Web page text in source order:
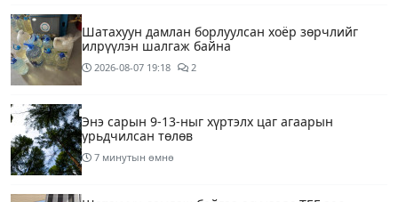
Шатахуун дамлан борлуулсан хоёр зөрчлийг
илрүүлэн шалгаж байна
2026-08-07 19:18 2
Энэ сарын 9-13-ныг хүртэлх цаг агаарын
урьдчилсан төлөв
7 минутын өмнө